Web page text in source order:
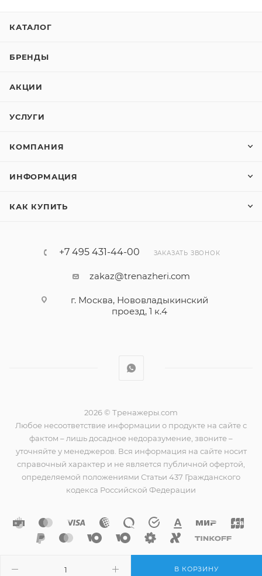
В КОРЗИНУ
КАТАЛОГ
БРЕНДЫ
АКЦИИ
УСЛУГИ
КОМПАНИЯ
ИНФОРМАЦИЯ
КАК КУПИТЬ
+7 495 431-44-00 ЗАКАЗАТЬ ЗВОНОК
zakaz@trenazheri.com
г. Москва, Нововладыкинский
проезд, 1 к.4
2026 © Тренажеры.com
Любое несоответствие информации о продукте на сайте с
фактом – лишь досадное недоразумение, звоните –
уточняйте у менеджеров. Вся информация на сайте носит
справочный характер и не является публичной офертой,
определяемой положениями Статьи 437 Гражданского
кодекса Российской Федерации